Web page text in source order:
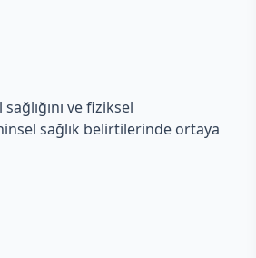
ve fiziksel
sağlık belirtilerinde ortaya